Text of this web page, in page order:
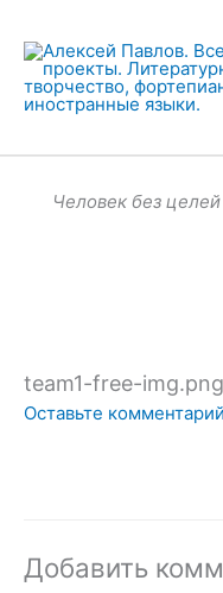
содержимому
Человек без
team1-free-img.png
Оставьте комментарий
Добавить